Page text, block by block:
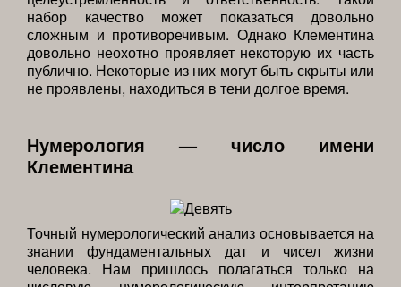
набор качество может показаться довольно
сложным и противоречивым. Однако Клементина
довольно неохотно проявляет некоторую их часть
публично. Некоторые из них могут быть скрыты или
не проявлены, находиться в тени долгое время.
Нумерология — число имени
Клементина
Точный нумерологический анализ основывается на
знании фундаментальных дат и чисел жизни
человека. Нам пришлось полагаться только на